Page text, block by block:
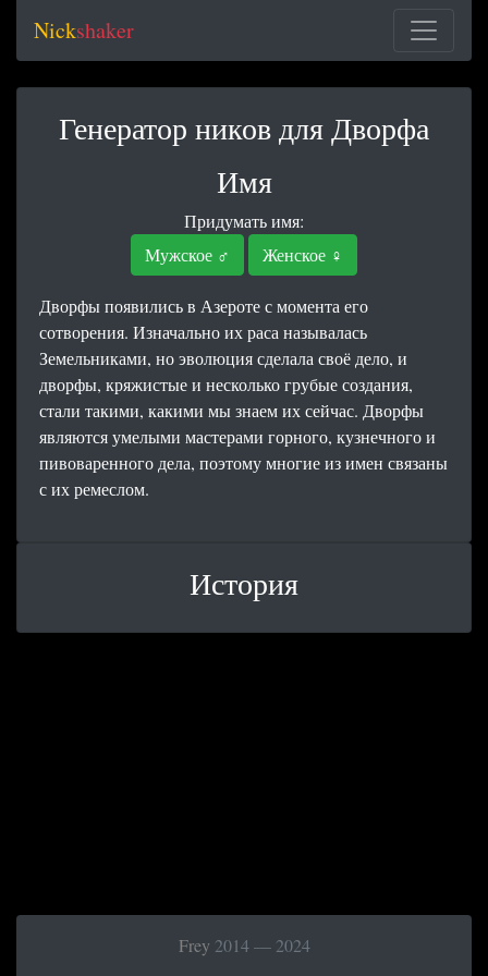
Nickshaker
Генератор ников для Дворфа
Имя
Придумать имя:
Мужское ♂
Женское ♀
Дворфы появились в Азероте с момента его
сотворения. Изначально их раса называлась
Земельниками, но эволюция сделала своё дело, и
дворфы, кряжистые и несколько грубые создания,
стали такими, какими мы знаем их сейчас. Дворфы
являются умелыми мастерами горного, кузнечного и
пивоваренного дела, поэтому многие из имен связаны
с их ремеслом.
История
Frey 2014 — 2024